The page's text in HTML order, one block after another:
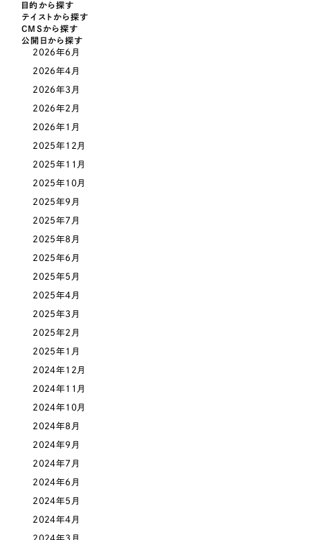
その他
お客様インタビュー
その他
色
ホワイト・白色
グレー・黒色
グリーン・緑色
ブルー・青色
パープル・紫色
ピンク・桃色
カラフル・多色
その他
目的から探す
テイストから探す
CMSから探す
公開日から探す
2026年6月
2026年4月
2026年3月
2026年2月
2026年1月
2025年12月
2025年11月
2025年10月
2025年9月
2025年7月
2025年8月
2025年6月
2025年5月
2025年4月
2025年3月
2025年2月
2025年1月
2024年12月
2024年11月
2024年10月
2024年8月
2024年9月
2024年7月
2024年6月
2024年5月
2024年4月